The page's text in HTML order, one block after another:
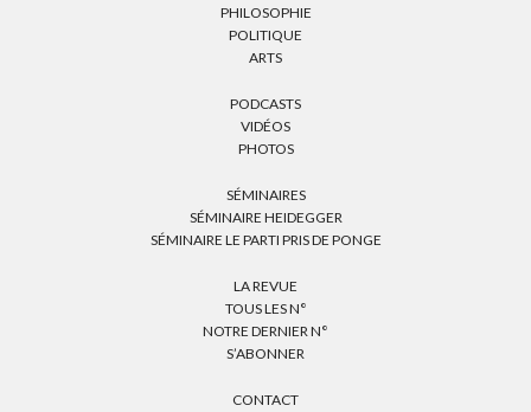
PHILOSOPHIE
POLITIQUE
ARTS
PODCASTS
VIDÉOS
PHOTOS
SÉMINAIRES
SÉMINAIRE HEIDEGGER
SÉMINAIRE LE PARTI PRIS DE PONGE
LA REVUE
TOUS LES N°
NOTRE DERNIER N°
S’ABONNER
CONTACT